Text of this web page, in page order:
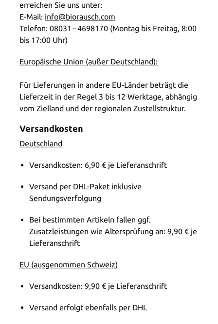
erreichen Sie uns unter:
E-Mail: info@biorausch.com
Telefon: 08031 – 4698170 (Montag bis Freitag, 8:00
bis 17:00 Uhr)
Europäische Union (außer Deutschland):
Für Lieferungen in andere EU-Länder beträgt die
Lieferzeit in der Regel 3 bis 12 Werktage, abhängig
vom Zielland und der regionalen Zustellstruktur.
Versandkosten
Deutschland
Versandkosten: 6,90 € je Lieferanschrift
Versand per DHL-Paket inklusive
Sendungsverfolgung
Bei bestimmten Artikeln fallen ggf.
Zusatzleistungen wie Altersprüfung an: 9,90 € je
Lieferanschrift
EU (ausgenommen Schweiz)
Versandkosten: 9,90 € je Lieferanschrift
Versand erfolgt ebenfalls per DHL